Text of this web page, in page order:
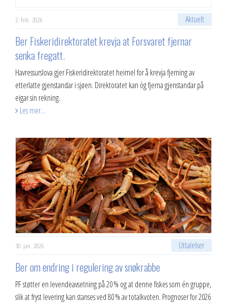
2023
2022
2020
2017
2016
2015
2014
2012
Vedtekter
2. feb. 2026 Aktuelt
Ber Fiskeridirektoratet krevja at Forsvaret fjernar
senka fregatt.
Havressurslova gjer Fiskeridirektoratet heimel for å krevja fjerning av
etterlatte gjenstandar i sjøen. Direktoratet kan òg fjerna gjenstandar på
eigar sin rekning.
Les mer...
30. jan. 2026 Uttalelser
Ber om endring i regulering av snøkrabbe
PF støtter en levendeavsetning på 20 % og at denne fiskes som én gruppe,
slik at fryst levering kan stanses ved 80 % av totalkvoten. Prognoser for 2026